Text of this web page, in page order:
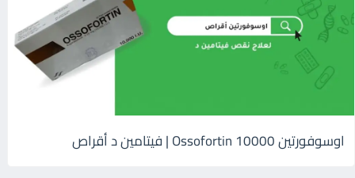
اوسوفورتين 10000 Ossofortin | فيتامين د أقراص